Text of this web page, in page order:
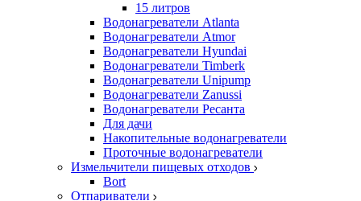
15 литров
Водонагреватели Atlanta
Водонагреватели Atmor
Водонагреватели Hyundai
Водонагреватели Timberk
Водонагреватели Unipump
Водонагреватели Zanussi
Водонагреватели Ресанта
Для дачи
Накопительные водонагреватели
Проточные водонагреватели
Измельчители пищевых отходов
Bort
Отпариватели